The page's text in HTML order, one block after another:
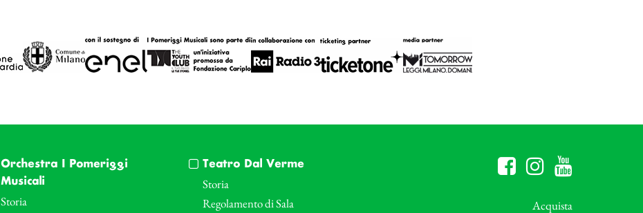
Orchestra I Pomeriggi
Musicali
Storia
Teatro Dal Verme
Storia
Regolamento di Sala
Acquista